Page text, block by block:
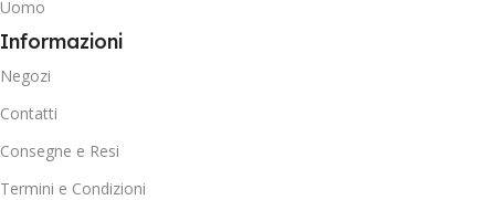
Uomo
Informazioni
Negozi
Contatti
Consegne e Resi
Termini e Condizioni